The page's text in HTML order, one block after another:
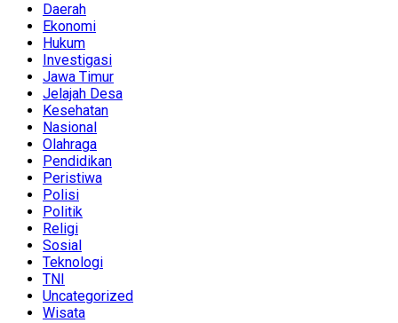
Daerah
Ekonomi
Hukum
Investigasi
Jawa Timur
Jelajah Desa
Kesehatan
Nasional
Olahraga
Pendidikan
Peristiwa
Polisi
Politik
Religi
Sosial
Teknologi
TNI
Uncategorized
Wisata